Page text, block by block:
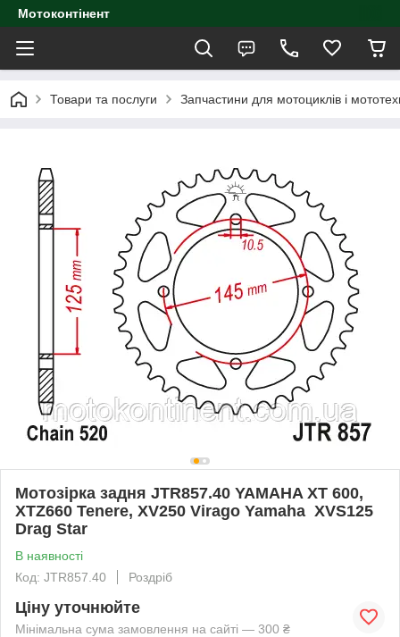
Мотоконтінент
Товари та послуги Запчастини для мотоциклів і
Мотозірка задня JTR857.40 YAMAHA XT 600,
XTZ660 Tenere, XV250 Virago Yamaha XVS125
Drag Star
В наявності
Код: JTR857.40
Роздріб
Ціну уточнюйте
Мінімальна сума замовлення на сайті — 300 ₴